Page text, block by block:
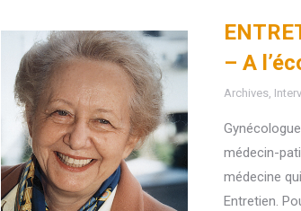
– A
Archives,
médecin-
médecine
Entretien.